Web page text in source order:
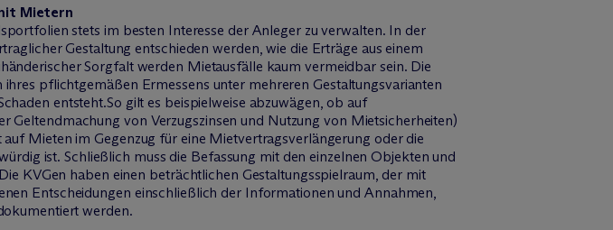
Mietern
stets im besten Interesse der Anleger zu verwalten. In der
Gestaltung entschieden werden, wie die Erträge aus einem
Sorgfalt werden Mietausfälle kaum vermeidbar sein. Die
pflichtgemäßen Ermessens unter mehreren Gestaltungsvarianten
entsteht.So gilt es beispielweise abzuwägen, ob auf
von Verzugszinsen und Nutzung von Mietsicherheiten)
Mieten im Gegenzug für eine Mietvertragsverlängerung oder die
ist. Schließlich muss die Befassung mit den einzelnen Objekten und
KVGen haben einen beträchtlichen Gestaltungsspielraum, der mit
Entscheidungen einschließlich der Informationen und Annahmen,
werden.